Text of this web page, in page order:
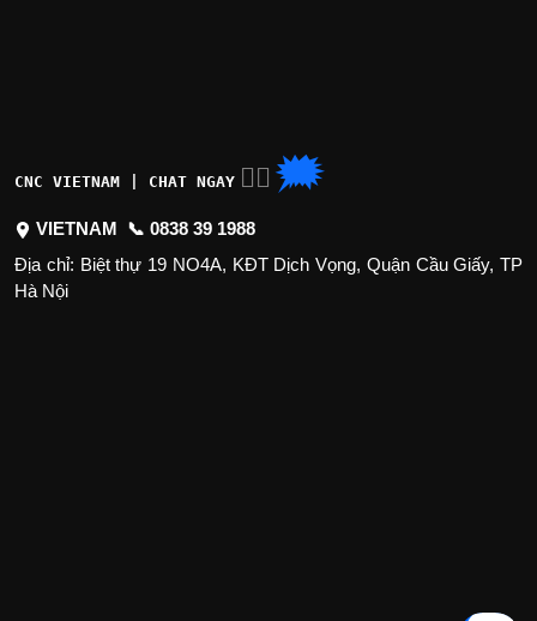
CNC VIETNAM | CHAT NGAY 👉🏽 🗯
VIETNAM 📞 0838 39 1988
Địa chỉ: Biệt thự 19 NO4A, KĐT Dịch Vọng, Quận Cầu Giấy, TP
Hà Nội